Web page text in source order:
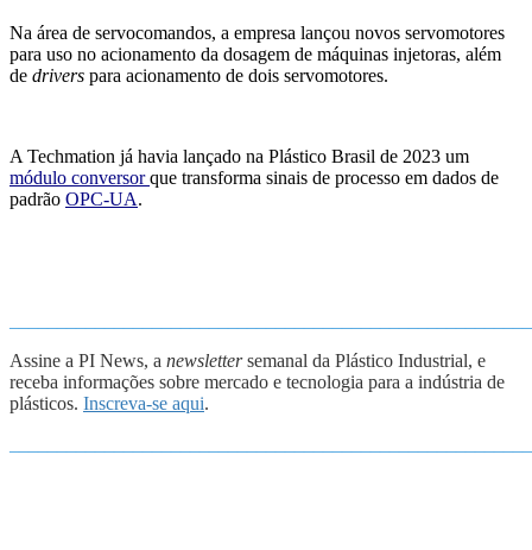
Na área de servocomandos, a empresa lançou novos servomotores
para uso no acionamento da dosagem de máquinas injetoras, além
de drivers para acionamento de dois servomotores.
A Techmation já havia lançado na Plástico Brasil de 2023 um
módulo conversorque transforma sinais de processo em dados de
padrão OPC-UA.
Assine a PI News, a newslettersemanal da Plástico Industrial, e
receba informações sobre mercado e tecnologia para a indústria de
plásticos. Inscreva-se aqui.